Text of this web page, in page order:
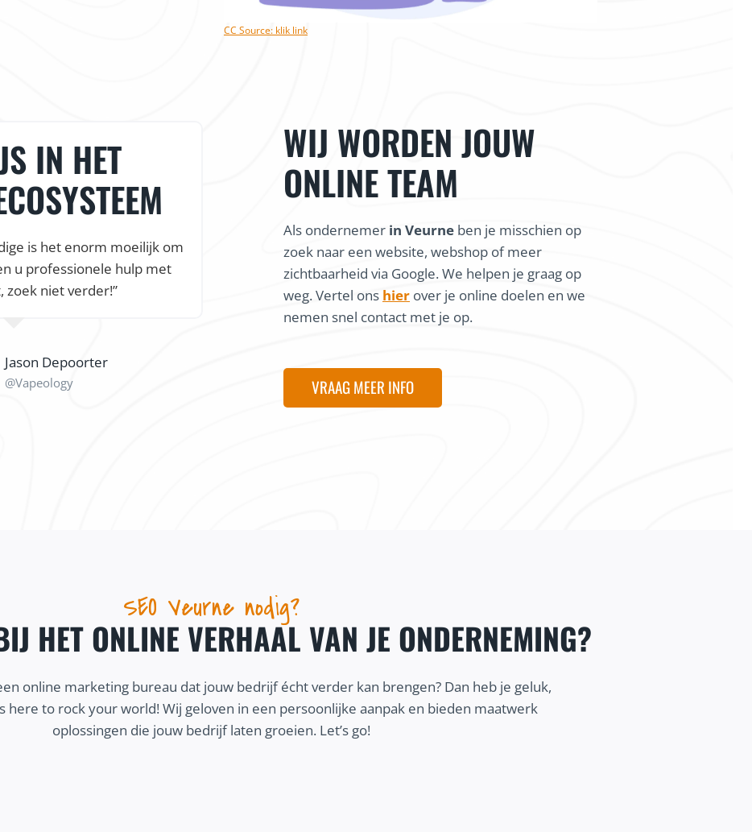
CC Source: klik link
IN HET
is het enorm moeilijk om
u professionele hulp met
zoek niet verder!”
Jason Depoorter
@Vapeology
WIJ WORDEN JOUW
ONLINE TEAM
Als ondernemer in Veurne ben je misschien op
zoek naar een website, webshop of meer
zichtbaarheid via Google. We helpen je graag op
weg. Vertel ons hier over je online doelen en we
nemen snel contact met je op.
VRAAG MEER INFO
SEO Veurne nodig?
HET ONLINE VERHAAL VAN JE ONDERNEMING?
online marketing bureau dat jouw bedrijf écht verder kan brengen? Dan heb je geluk,
here to rock your world! Wij geloven in een persoonlijke aanpak en bieden maatwerk
oplossingen die jouw bedrijf laten groeien. Let’s go!